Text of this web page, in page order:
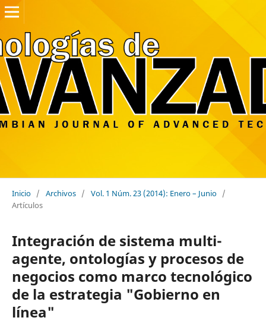
Inicio / Archivos / Vol. 1 Núm. 23 (2014): Enero – Junio /
Artículos
Integración de sistema multi-
agente, ontologías y procesos de
negocios como marco tecnológico
de la estrategia "Gobierno en
línea"